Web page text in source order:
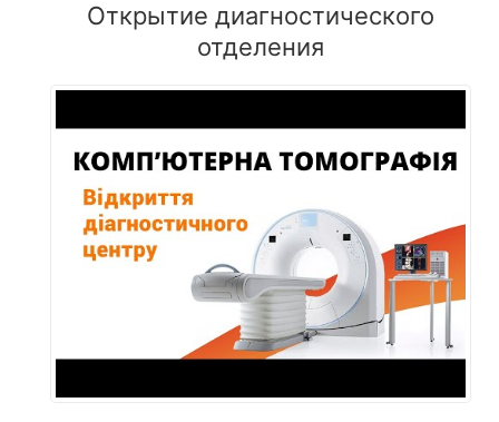
Открытие диагностического
отделения